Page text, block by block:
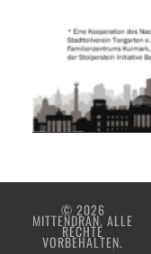
© 2026
MITTENDRAN. ALLE
RECHTE
VORBEHALTEN.